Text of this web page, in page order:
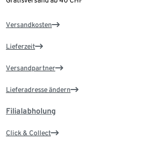
Versandkosten
Lieferzeit
Versandpartner
Lieferadresse ändern
Filialabholung
Click & Collect